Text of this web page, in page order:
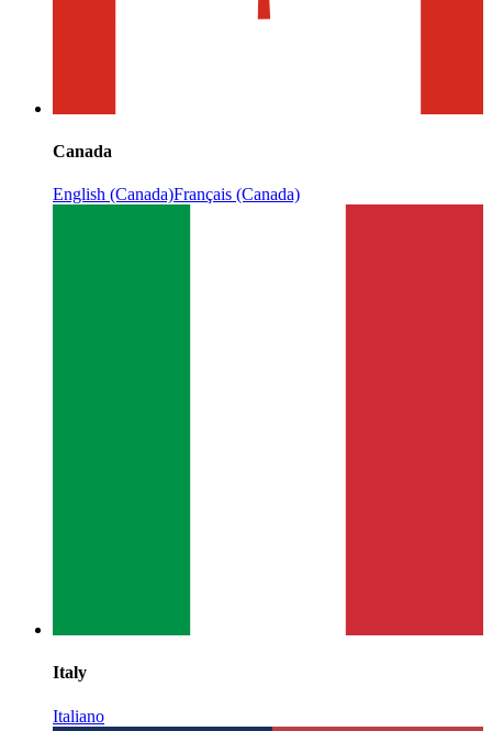
Canada
English (Canada)Français (Canada)
Italy
Italiano